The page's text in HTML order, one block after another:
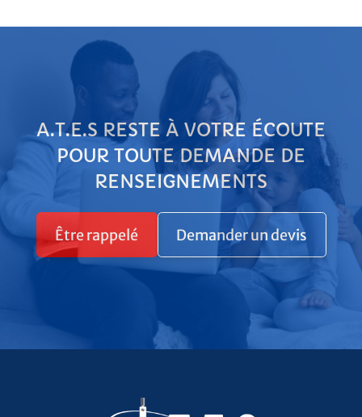
A.T.E.S RESTE À VOTRE ÉCOUTE
POUR TOUTE DEMANDE DE
RENSEIGNEMENTS
Être rappelé Demander un devis